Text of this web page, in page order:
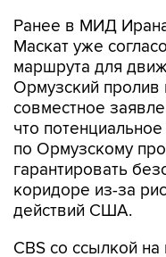
Ранее в МИД
Маскат уже
маршрута для
Ормузский пролив
совместное
что
по Ормузскому
гарантировать
коридоре из-за
действий США.
CBS со ссылкой на